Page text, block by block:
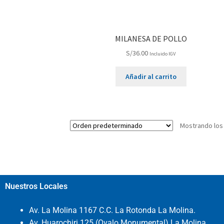
MILANESA DE POLLO
S/36.00 Incluido IGV
Añadir al carrito
Mostrando
Nuestros Locales
Av. La Molina 1167 C.C. La Rotonda La Molina.